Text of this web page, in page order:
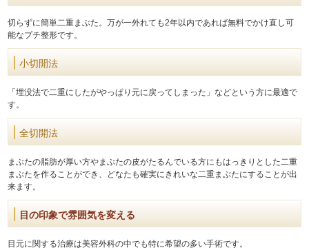
切らずに簡単二重まぶた。万が一外れても2年以内であれば無料でかけ直し可
能なプチ整形です。
小切開法
「埋没法で二重にしたがやっぱり元に戻ってしまった」などという方に最適で
す。
全切開法
まぶたの脂肪が厚い方やまぶたの皮がたるんでいる方にもはっきりとした二重
まぶたを作ることができ、どなたも確実にきれいな二重まぶたにすることが出
来ます。
目の印象で雰囲気を変える
目元に関する治療は美容外科の中でも特に希望の多い手術です。